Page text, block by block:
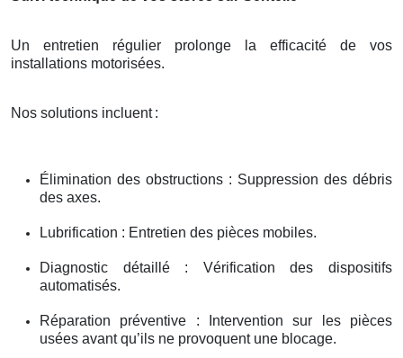
Un entretien régulier prolonge la efficacité de vos
installations motorisées.
Nos solutions incluent :
Élimination des obstructions : Suppression des débris
des axes.
Lubrification : Entretien des pièces mobiles.
Diagnostic détaillé : Vérification des dispositifs
automatisés.
Réparation préventive : Intervention sur les pièces
usées avant qu’ils ne provoquent une blocage.